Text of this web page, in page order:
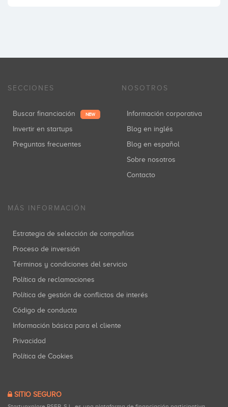
SECCIONES
Buscar financiación NEW
Invertir en startups
Preguntas frecuentes
NOSOTROS
Información corporativa
Blog en inglés
Blog en español
Sobre nosotros
Contacto
MÁS INFORMACIÓN
Estrategia de selección de compañías
Proceso de inversión
Términos y condiciones del servicio
Política de reclamaciones
Política de gestión de conflictos de interés
Código de conducta
Información básica para el cliente
Privacidad
Política de Cookies
SITIO SEGURO